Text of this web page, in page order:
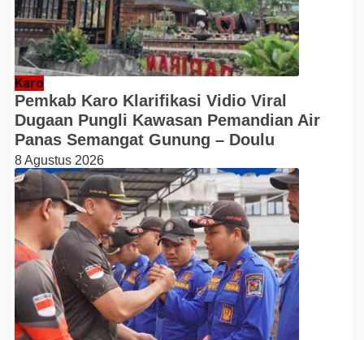
Karo
Pemkab Karo Klarifikasi Vidio Viral
Dugaan Pungli Kawasan Pemandian Air
Panas Semangat Gunung – Doulu
8 Agustus 2026